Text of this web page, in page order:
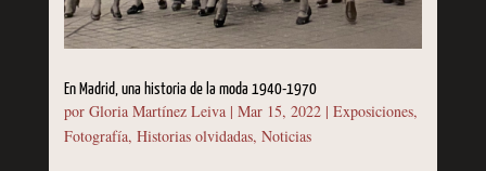
En Madrid, una historia de la moda 1940-1970
por Gloria Martínez Leiva| Mar 15, 2022| Exposiciones,
Fotografía, Historias olvidadas, Noticias